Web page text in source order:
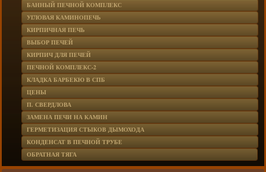
БАННЫЙ ПЕЧНОЙ КОМПЛЕКС
УГЛОВАЯ КАМИНОПЕЧЬ
КИРПИЧНАЯ ПЕЧЬ
ВЫБОР ПЕЧЕЙ
КИРПИЧ ДЛЯ ПЕЧЕЙ
ПЕЧНОЙ КОМПЛЕКС-2
КЛАДКА БАРБЕКЮ В СПБ
ЦЕНЫ
П. СВЕРДЛОВА
ЗАМЕНА ПЕЧИ НА КАМИН
ГЕРМЕТИЗАЦИЯ СТЫКОВ ДЫМОХОДА
КОНДЕНСАТ В ПЕЧНОЙ ТРУБЕ
ОБРАТНАЯ ТЯГА